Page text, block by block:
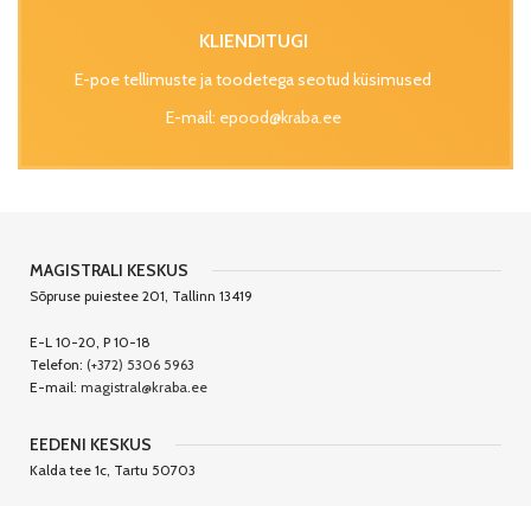
KLIENDITUGI
E-poe tellimuste ja toodetega seotud küsimused
E-mail: epood@kraba.ee
MAGISTRALI KESKUS
Sõpruse puiestee 201, Tallinn 13419
E-L 10-20, P 10-18
Telefon: (+372) 5306 5963
E-mail: magistral@kraba.ee
EEDENI KESKUS
Kalda tee 1c, Tartu 50703